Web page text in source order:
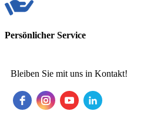
Persönlicher Service
Bleiben Sie mit uns in Kontakt!